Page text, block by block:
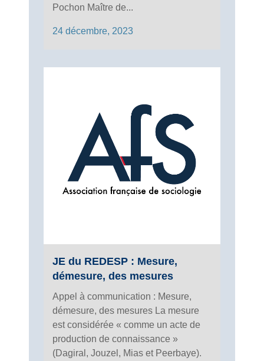
Pochon Maître de...
24 décembre, 2023
JE du REDESP : Mesure,
démesure, des mesures
Appel à communication : Mesure,
démesure, des mesures La mesure
est considérée « comme un acte de
production de connaissance »
(Dagiral, Jouzel, Mias et Peerbaye).